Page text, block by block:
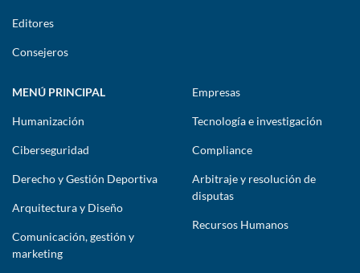
Editores
Consejeros
MENÚ PRINCIPAL
Humanización
Ciberseguridad
Derecho y Gestión Deportiva
Arquitectura y Diseño
Comunicación, gestión y
marketing
Empresas
Tecnología e investigación
Compliance
Arbitraje y resolución de
disputas
Recursos Humanos